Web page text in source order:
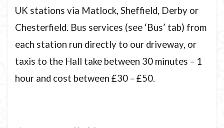
UK stations via Matlock, Sheffield, Derby or
Chesterfield. Bus services (see ‘Bus’ tab) from
each station run directly to our driveway, or
taxis to the Hall take between 30 minutes – 1
hour and cost between £30 – £50.